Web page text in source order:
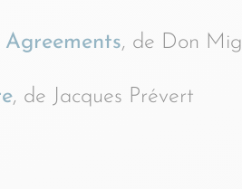
Agreements, de Don
, de Jacques Prévert